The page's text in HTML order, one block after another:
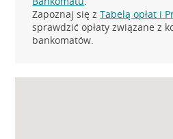
Zapoznaj się zTabelą opłat i
sprawdzić opłaty związane z
bankomatów.